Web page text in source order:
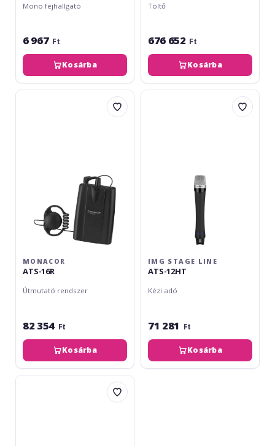
Mono fejhallgató
6 967 Ft
Kosárba
Töltő
676 652 Ft
Kosárba
Monacor
MONACOR
ATS-16R
Útmutató rendszer
82 354 Ft
Kosárba
img
IMG STAGE LINE
ATS-12HT
Kézi adó
71 281 Ft
Kosárba
img